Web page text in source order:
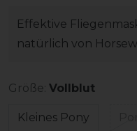
Effektive
natürlich von
Größe: Vollblut
Kleines Pony